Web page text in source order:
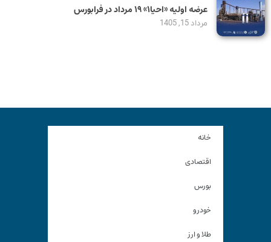
عرضه اولیه «احیا۱» ۱۹ مرداد در فرابورس
مرداد 15, 1405
خانه
اقتصادی
بورس
خودرو
طلا و ارز